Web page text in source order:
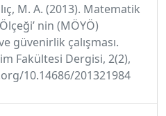
M. A. (2013). Matematik
nin (MÖYÖ)
güvenirlik çalışması.
Fakültesi Dergisi, 2(2),
10.14686/201321984